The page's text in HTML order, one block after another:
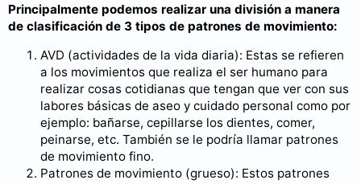
Principalmente podemos realizar una división a manera
de clasificación de 3 tipos de patrones de movimiento:
AVD (actividades de la vida diaria): Estas se refieren
a los movimientos que realiza el ser humano para
realizar cosas cotidianas que tengan que ver con sus
labores básicas de aseo y cuidado personal como por
ejemplo: bañarse, cepillarse los dientes, comer,
peinarse, etc. También se le podría llamar patrones
de movimiento fino.
Patrones de movimiento (grueso): Estos patrones